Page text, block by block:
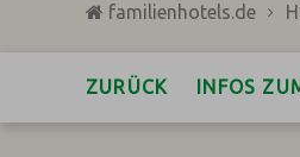
familienhotels.de
ZURÜCK INFOS